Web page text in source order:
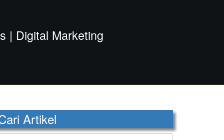
| Digital Marketing
Artikel